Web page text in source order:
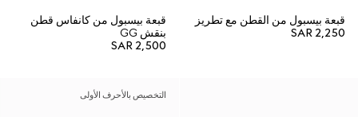
قبعة بيسبول من القطن مع تطريز
SAR 2,250
قبعة بيسبول من كانفاس قطن
بنقش GG
SAR 2,500
التخصيص بالأحرف الأولى